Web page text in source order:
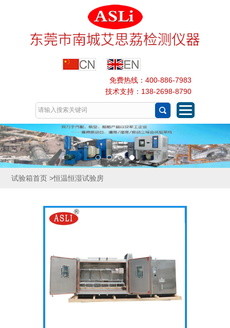
免费热线：400-886-7983
技术支持：138-2698-8790
试验箱首页>恒温恒湿试验房